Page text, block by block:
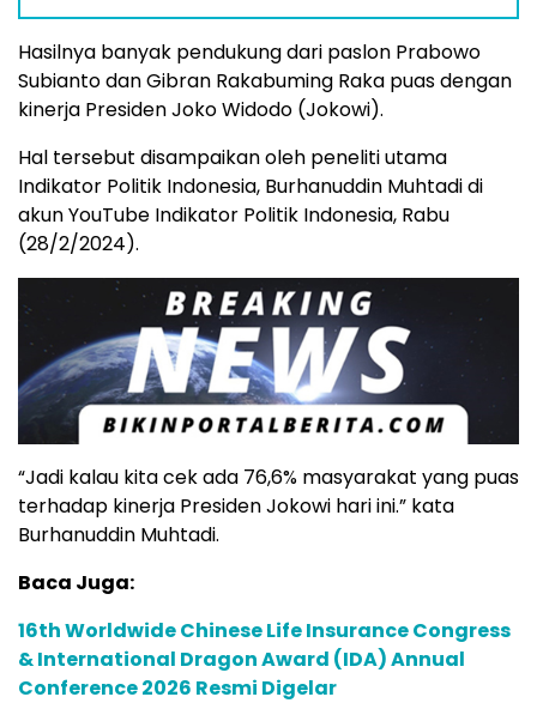
Hasilnya banyak pendukung dari paslon Prabowo
Subianto dan Gibran Rakabuming Raka puas dengan
kinerja Presiden Joko Widodo (Jokowi).
Hal tersebut disampaikan oleh peneliti utama
Indikator Politik Indonesia, Burhanuddin Muhtadi di
akun YouTube Indikator Politik Indonesia, Rabu
(28/2/2024).
“Jadi kalau kita cek ada 76,6% masyarakat yang puas
terhadap kinerja Presiden Jokowi hari ini.” kata
Burhanuddin Muhtadi.
Baca Juga:
16th Worldwide Chinese Life Insurance Congress
& International Dragon Award (IDA) Annual
Conference 2026 Resmi Digelar